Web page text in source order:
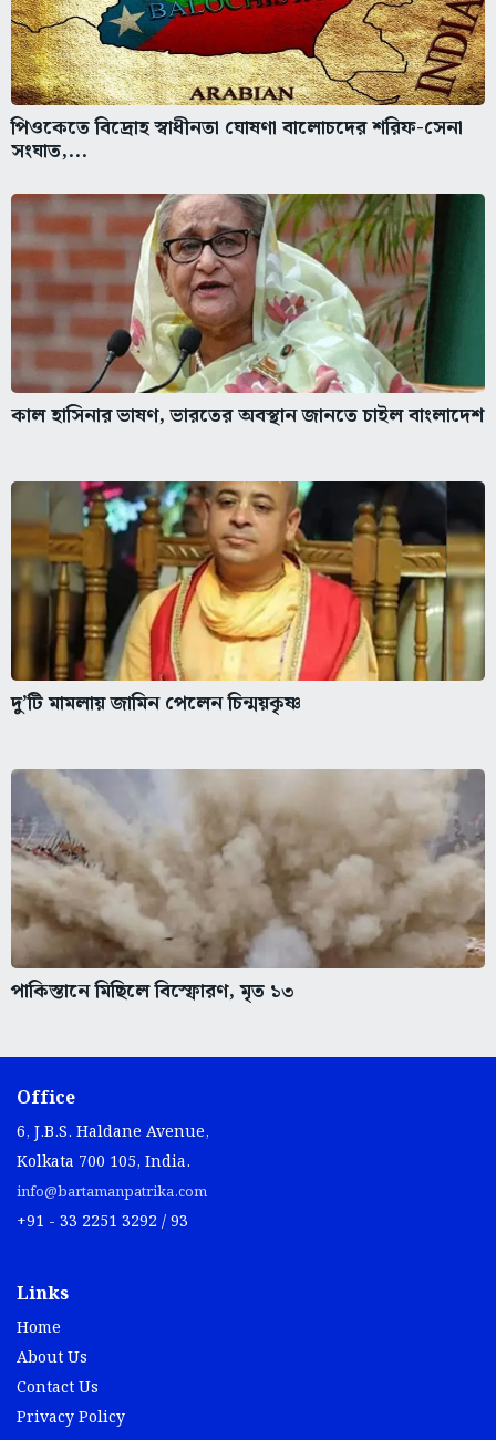
পিওকেতে বিদ্রোহ স্বাধীনতা ঘোষণা বালোচদের শরিফ-সেনা
সংঘাত,...
কাল হাসিনার ভাষণ, ভারতের অবস্থান জানতে চাইল বাংলাদেশ
দু’টি মামলায় জামিন পেলেন চিন্ময়কৃষ্ণ
পাকিস্তানে মিছিলে বিস্ফোরণ, মৃত ১৩
Office
6, J.B.S. Haldane Avenue,
info@bartamanpatrika.com
Home